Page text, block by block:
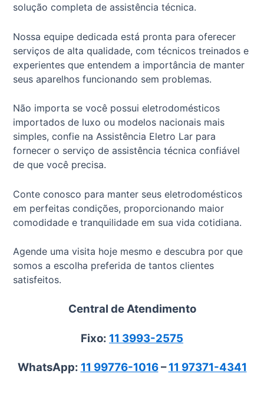
solução completa de assistência técnica.
Nossa equipe dedicada está pronta para oferecer
serviços de alta qualidade, com técnicos treinados e
experientes que entendem a importância de manter
seus aparelhos funcionando sem problemas.
Não importa se você possui eletrodomésticos
importados de luxo ou modelos nacionais mais
simples, confie na Assistência Eletro Lar para
fornecer o serviço de assistência técnica confiável
de que você precisa.
Conte conosco para manter seus eletrodomésticos
em perfeitas condições, proporcionando maior
comodidade e tranquilidade em sua vida cotidiana.
Agende uma visita hoje mesmo e descubra por que
somos a escolha preferida de tantos clientes
satisfeitos.
Central de Atendimento
Fixo: 11 3993-2575
WhatsApp: 11 99776-1016–11 97371-4341